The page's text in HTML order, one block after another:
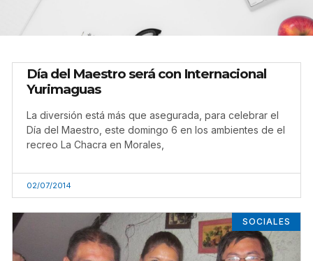
Día del Maestro será con Internacional
Yurimaguas
La diversión está más que asegurada, para celebrar el
Día del Maestro, este domingo 6 en los ambientes de el
recreo La Chacra en Morales,
02/07/2014
SOCIALES